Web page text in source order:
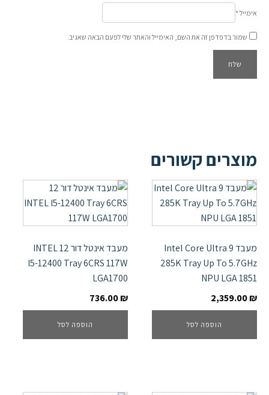
אימייל *
שמור בדפדפן זה את השם, האימייל והאתר שלי לפעם הבאה שאגיב.
מוצרים קשורים
מעבד Intel Core Ultra 9
285K Tray Up To 5.7GHz
NPU LGA 1851
2,359.00₪
הוספה לסל
מעבד אינטל דור 12 INTEL
I5-12400 Tray 6CRS 117W
LGA1700
736.00₪
הוספה לסל